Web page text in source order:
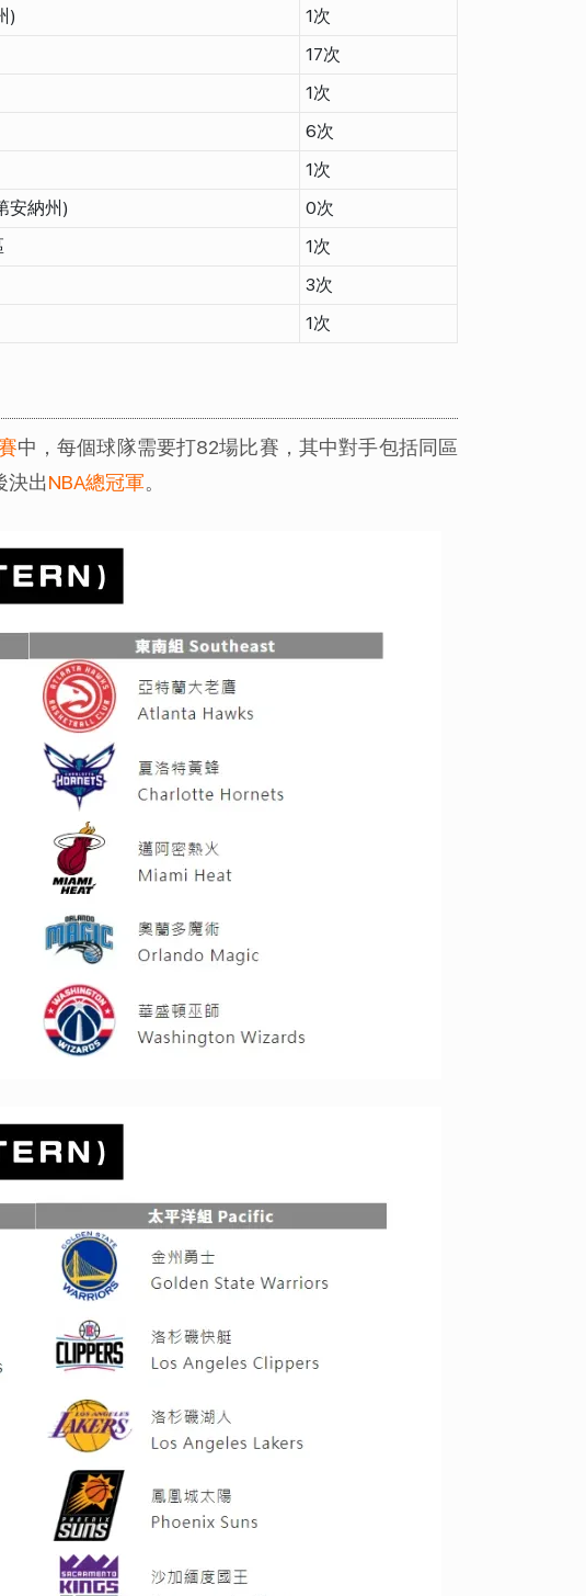
)
1次
17次
1次
6次
1次
安納州)
0次
1次
3次
1次
中，每個球隊需要打82場比賽，其中對手包括同區
決出NBA總冠軍。